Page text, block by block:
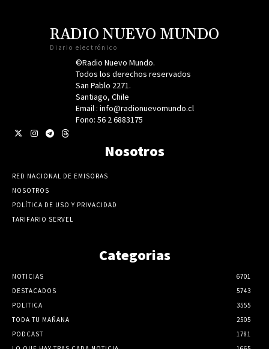
RADIO NUEVO MUNDO
Diario electrónico
©Radio Nuevo Mundo.
Todos los derechos reservados
San Pablo 2271.
Santiago, Chile
Email : info@radionuevomundo.cl
Fono: 56 2 6883175
Nosotros
RED NACIONAL DE EMISORAS
NOSOTROS
POLÍTICA DE USO Y PRIVACIDAD
TARIFARIO SERVEL
Categorias
NOTICIAS
6701
DESTACADOS
5743
POLITICA
3555
TODA TU MAÑANA
2505
PODCAST
1781